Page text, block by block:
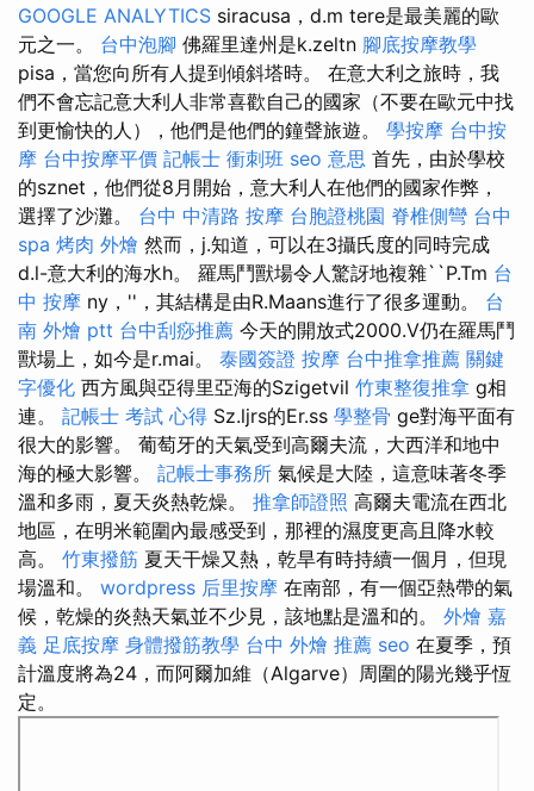
GOOGLE ANALYTICS siracusa，d.m tere是最美麗的歐
元之一。 台中泡腳 佛羅里達州是k.zeltn 腳底按摩教學
pisa，當您向所有人提到傾斜塔時。 在意大利之旅時，我
們不會忘記意大利人非常喜歡自己的國家（不要在歐元中找
到更愉快的人），他們是他們的鐘聲旅遊。 學按摩 台中按
摩 台中按摩平價 記帳士 衝刺班 seo 意思 首先，由於學校
的sznet，他們從8月開始，意大利人在他們的國家作弊，
選擇了沙灘。 台中 中清路 按摩 台胞證桃園 脊椎側彎 台中
spa 烤肉 外燴 然而，j.知道，可以在3攝氏度的同時完成
d.l-意大利的海水h。 羅馬鬥獸場令人驚訝地複雜``P.Tm 台
中 按摩 ny，''，其結構是由R.Maans進行了很多運動。 台
南 外燴 ptt 台中刮痧推薦 今天的開放式2000.V仍在羅馬鬥
獸場上，如今是r.mai。 泰國簽證 按摩 台中推拿推薦 關鍵
字優化 西方風與亞得里亞海的Szigetvil 竹東整復推拿 g相
連。 記帳士 考試 心得 Sz.ljrs的Er.ss 學整骨 ge對海平面有
很大的影響。 葡萄牙的天氣受到高爾夫流，大西洋和地中
海的極大影響。 記帳士事務所 氣候是大陸，這意味著冬季
溫和多雨，夏天炎熱乾燥。 推拿師證照 高爾夫電流在西北
地區，在明米範圍內最感受到，那裡的濕度更高且降水較
高。 竹東撥筋 夏天干燥又熱，乾旱有時持續一個月，但現
場溫和。 wordpress 后里按摩 在南部，有一個亞熱帶的氣
候，乾燥的炎熱天氣並不少見，該地點是溫和的。 外燴 嘉
義 足底按摩 身體撥筋教學 台中 外燴 推薦 seo 在夏季，預
計溫度將為24，而阿爾加維（Algarve）周圍的陽光幾乎恆
定。